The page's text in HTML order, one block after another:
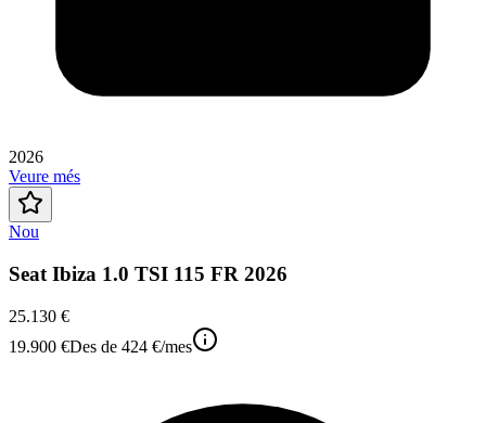
2026
Veure més
Nou
Seat Ibiza 1.0 TSI 115 FR 2026
25.130 €
19.900 €Des de 424 €/mes